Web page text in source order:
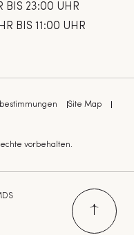
BIS 23:00 UHR
BIS 11:00 UHR
Site Map
vorbehalten.